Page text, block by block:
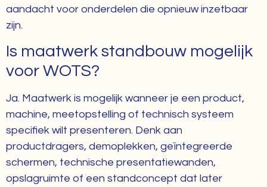
aandacht voor onderdelen die opnieuw inzetbaar
zijn.
Is maatwerk standbouw mogelijk
voor WOTS?
Ja. Maatwerk is mogelijk wanneer je een product,
machine, meetopstelling of technisch systeem
specifiek wilt presenteren. Denk aan
productdragers, demoplekken, geïntegreerde
schermen, technische presentatiewanden,
opslagruimte of een standconcept dat later